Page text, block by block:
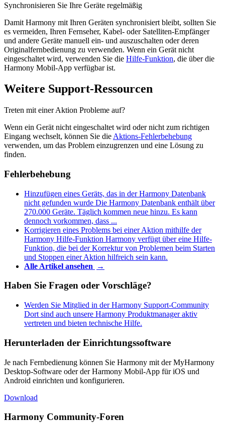
Synchronisieren Sie Ihre Geräte regelmäßig
Damit Harmony mit Ihren Geräten synchronisiert bleibt, sollten Sie
es vermeiden, Ihren Fernseher, Kabel- oder Satelliten-Empfänger
und andere Geräte manuell ein- und auszuschalten oder deren
Originalfernbedienung zu verwenden. Wenn ein Gerät nicht
eingeschaltet wird, verwenden Sie die Hilfe-Funktion, die über die
Harmony Mobil-App verfügbar ist.
Weitere Support-Ressourcen
Treten mit einer Aktion Probleme auf?
Wenn ein Gerät nicht eingeschaltet wird oder nicht zum richtigen
Eingang wechselt, können Sie die Aktions-Fehlerbehebung
verwenden, um das Problem einzugrenzen und eine Lösung zu
finden.
Fehlerbehebung
Hinzufügen eines Geräts, das in der Harmony Datenbank
nicht gefunden wurde Die Harmony Datenbank enthält über
270.000 Geräte. Täglich kommen neue hinzu. Es kann
dennoch vorkommen, dass ...
Korrigieren eines Problems bei einer Aktion mithilfe der
Harmony Hilfe-Funktion Harmony verfügt über eine Hilfe-
Funktion, die bei der Korrektur von Problemen beim Starten
und Stoppen einer Aktion hilfreich sein kann.
Alle Artikel ansehen
→
Haben Sie Fragen oder Vorschläge?
Werden Sie Mitglied in der Harmony Support-Community
Dort sind auch unsere Harmony Produktmanager aktiv
vertreten und bieten technische Hilfe.
Herunterladen der Einrichtungssoftware
Je nach Fernbedienung können Sie Harmony mit der MyHarmony
Desktop-Software oder der Harmony Mobil-App für iOS und
Android einrichten und konfigurieren.
Download
Harmony Community-Foren